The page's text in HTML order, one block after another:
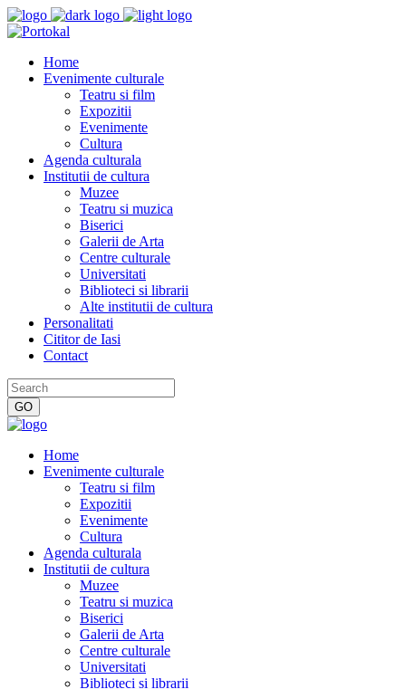
Home
Evenimente culturale
Teatru si film
Expozitii
Evenimente
Cultura
Agenda culturala
Institutii de cultura
Muzee
Teatru si muzica
Biserici
Galerii de Arta
Centre culturale
Universitati
Biblioteci si librarii
Alte institutii de cultura
Personalitati
Cititor de Iasi
Contact
Home
Evenimente culturale
Teatru si film
Expozitii
Evenimente
Cultura
Agenda culturala
Institutii de cultura
Muzee
Teatru si muzica
Biserici
Galerii de Arta
Centre culturale
Universitati
Biblioteci si librarii